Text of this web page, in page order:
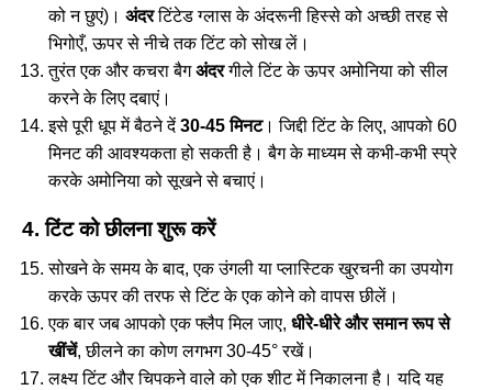
को न छुएं)। अंदरटिंटेड ग्लास के अंदरूनी हिस्से को अच्छी तरह से
भिगोएँ, ऊपर से नीचे तक टिंट को सोख लें।
तुरंत एक और कचरा बैगअंदरगीले टिंट के ऊपर अमोनिया को सील
करने के लिए दबाएं।
इसे पूरी धूप में बैठने दें30-45 मिनट। जिद्दी टिंट के लिए, आपको 60
मिनट की आवश्यकता हो सकती है। बैग के माध्यम से कभी-कभी स्प्रे
करके अमोनिया को सूखने से बचाएं।
4. टिंट को छीलना शुरू करें
सोखने के समय के बाद, एक उंगली या प्लास्टिक खुरचनी का उपयोग
करके ऊपर की तरफ से टिंट के एक कोने को वापस छीलें।
एक बार जब आपको एक फ्लैप मिल जाए, धीरे-धीरे और समान रूप से
खींचें, छीलने का कोण लगभग 30-45° रखें।
लक्ष्य टिंट और चिपकने वाले को एक शीट में निकालना है। यदि यह